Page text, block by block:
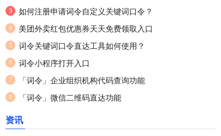
如何注册申请词令自定义关键词口令？
美团外卖红包优惠券天天免费领取入口
词令关键词口令直达工具如何使用？
词令小程序打开入口
「词令」企业组织机构代码查询功能
「词令」微信二维码直达功能
资讯